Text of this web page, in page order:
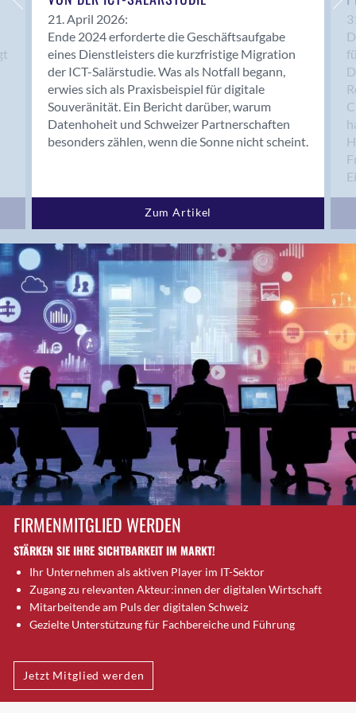
Brugg AG
Brütten
Bubendorf
Bubikon
Buchs (SG)
Burgdorf
Bäretswil
Chur
Crissier
Davos Platz
Davos Platz 1
Dierikon
Dietikon
Dietlikon
Dornach
Däniken
Dübendorf 1
Düdingen
Dürnten
Ebikon
Egg b. Zürich
Egg bei Zürich
Eglisau
Emmen
Ennetbaden
Eschenbach SG
Fahrweid
Farnern
21. April 2026:
Ende 2024 erforderte die Geschäftsaufgabe
eines Dienstleisters die kurzfristige Migration
der ICT-Salärstudie. Was als Notfall begann,
erwies sich als Praxisbeispiel für digitale
Souveränität. Ein Bericht darüber, warum
Datenhoheit und Schweizer Partnerschaften
besonders zählen, wenn die Sonne nicht scheint.
Zum Artikel
FIRMENMITGLIED WERDEN
STÄRKEN SIE IHRE SICHTBARKEIT IM MARKT!
Ihr Unternehmen als aktiven Player im IT-Sektor
Zugang zu relevanten Akteur:innen der digitalen Wirtschaft
Mitarbeitende am Puls der digitalen Schweiz
Gezielte Unterstützung für Fachbereiche und Führung
Jetzt Mitglied werden